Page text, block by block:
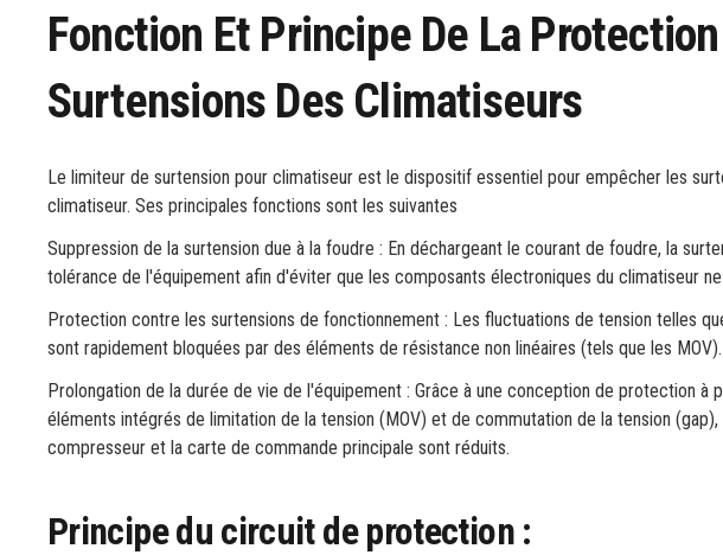
Fonction Et Principe De La
Surtensions Des Climatiseurs
Le limiteur de surtension pour climatiseur est le dispositif essentiel pour empêcher les
climatiseur. Ses principales fonctions sont les suivantes
Suppression de la surtension due à la foudre : En déchargeant le courant de foudre, la
tolérance de l'équipement afin d'éviter que les composants électroniques du climatiseur
Protection contre les surtensions de fonctionnement : Les fluctuations de tension telles
sont rapidement bloquées par des éléments de résistance non linéaires (tels que les MOV).
Prolongation de la durée de vie de l'équipement : Grâce à une conception de protection à
éléments intégrés de limitation de la tension (MOV) et de commutation de la tension
compresseur et la carte de commande principale sont réduits.
Principe du circuit de protection :